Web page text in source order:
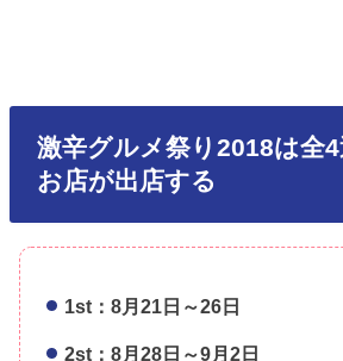
激辛グルメ祭り2018は全4
お店が出店する
1st：8月21日～26日
2st：8月28日～9月2日